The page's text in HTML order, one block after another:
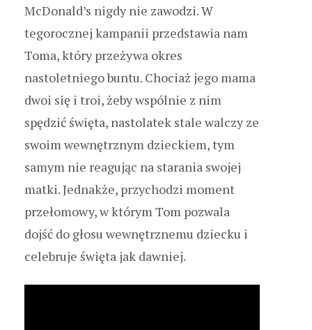
McDonald’s nigdy nie zawodzi. W
tegorocznej kampanii przedstawia nam
Toma, który przeżywa okres
nastoletniego buntu. Chociaż jego mama
dwoi się i troi, żeby wspólnie z nim
spędzić święta, nastolatek stale walczy ze
swoim wewnętrznym dzieckiem, tym
samym nie reagując na starania swojej
matki. Jednakże, przychodzi moment
przełomowy, w którym Tom pozwala
dojść do głosu wewnętrznemu dziecku i
celebruje święta jak dawniej.